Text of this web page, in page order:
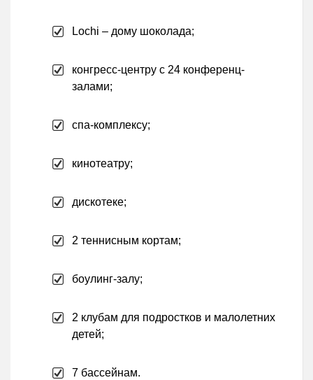
Lochi – дому шоколада;
конгресс-центру с 24 конференц-
залами;
спа-комплексу;
кинотеатру;
дискотеке;
2 теннисным кортам;
боулинг-залу;
2 клубам для подростков и малолетних
детей;
7 бассейнам.